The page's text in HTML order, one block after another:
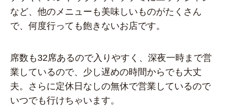
など、他のメニューも美味しいものがたくさん
で、何度行っても飽きないお店です。
席数も32席あるので入りやすく、深夜一時まで営
業しているので、少し遅めの時間からでも大丈
夫。さらに定休日なしの無休で営業しているので
いつでも行けちゃいます。